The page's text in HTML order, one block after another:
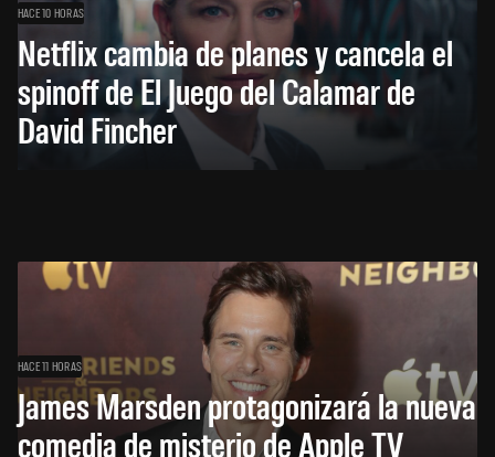
HACE 10 HORAS
Netflix cambia de planes y cancela el
spinoff de El Juego del Calamar de
David Fincher
HACE 11 HORAS
James Marsden protagonizará la nueva
comedia de misterio de Apple TV